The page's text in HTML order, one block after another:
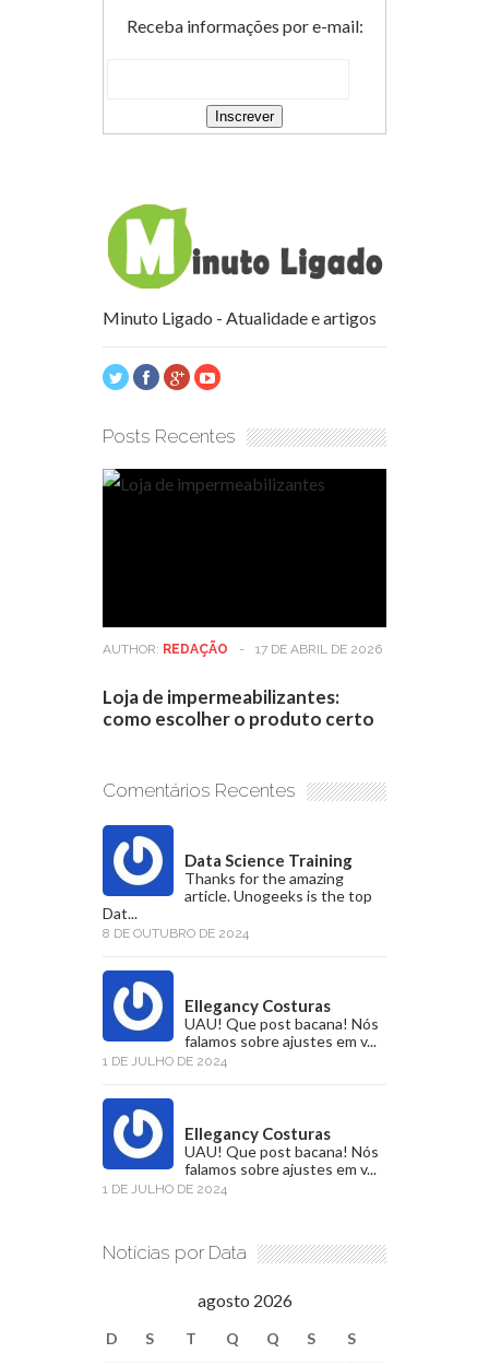
Receba informações por e-mail:
Minuto Ligado - Atualidade e artigos
Posts Recentes
AUTHOR: REDAÇÃO - 17 DE ABRIL DE 2026
Loja de impermeabilizantes:
como escolher o produto certo
Comentários Recentes
Data Science Training
Thanks for the amazing
article. Unogeeks is the top
Dat...
8 DE OUTUBRO DE 2024
Ellegancy Costuras
UAU! Que post bacana! Nós
falamos sobre ajustes em v...
1 DE JULHO DE 2024
Ellegancy Costuras
UAU! Que post bacana! Nós
falamos sobre ajustes em v...
1 DE JULHO DE 2024
Notícias por Data
agosto 2026
D S T Q Q S S